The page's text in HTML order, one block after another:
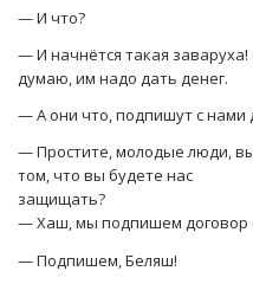
— И что?
— И начнётся такая
думаю, им надо дать денег.
— А они что, подпишут с нами
— Простите, молодые люди,
том, что вы будете нас
защищать?
— Хаш, мы подпишем договор
— Подпишем, Беляш!